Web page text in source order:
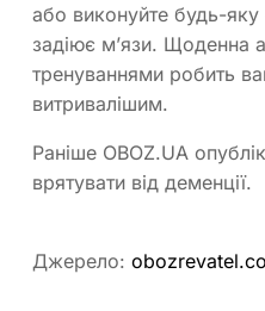
або виконуйте будь-яку
задіює м’язи. Щоденна
тренуваннями робить
витривалішим.
Раніше OBOZ.UA
врятувати від деменції.
Джерело: